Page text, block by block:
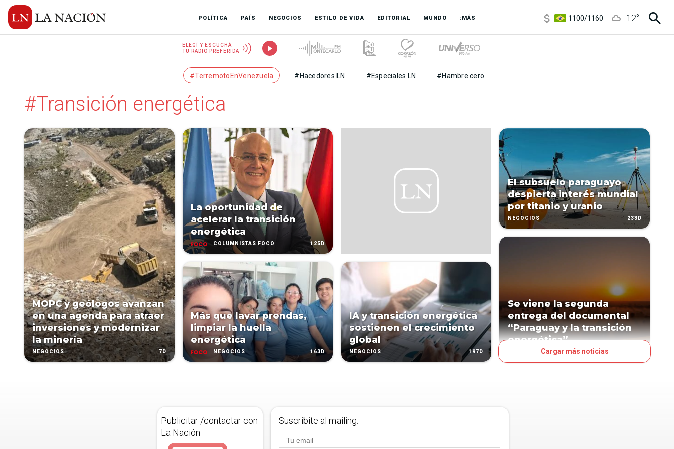
POLÍTICA PAÍS NEGOCIOS ESTILO DE VIDA EDITORIAL MUNDO :MÁS
1100/1160
12°
ELEGÍ Y ESCUCHÁ
TU RADIO PREFERIDA
#TerremotoEnVenezuela #Hacedores LN #Especiales LN #Hambre cero
#Transición energética
MOPC y geólogos avanzan
en una agenda para atraer
inversiones y modernizar
la minería
NEGOCIOS 7D
La oportunidad de
acelerar la transición
energética
COLUMNISTAS FOCO 125D
Más que lavar prendas,
limpiar la huella
energética
NEGOCIOS 163D
IA y transición energética
sostienen el crecimiento
global
NEGOCIOS 197D
El subsuelo paraguayo
despierta interés mundial
por titanio y uranio
NEGOCIOS 233D
Se viene la segunda
entrega del documental
“Paraguay y la transición
energética”
ESPECTÁCULOSCargar más noticias
Publicitar /contactar con
La Nación
Suscribite al mailing.